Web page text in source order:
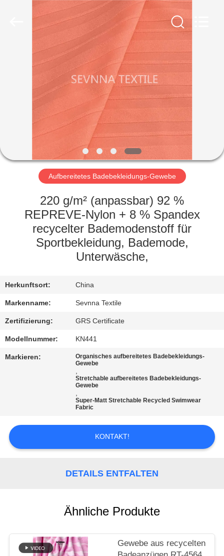
HAUS
PRODUKTE
SHOW
ÜBER
FABRIK-
AUSFLUG
QUALITÄTSKONTROLLE
TRETEN
SIE
MIT
UNS
IN
VERBINDUNG
NACHRICHTEN
FÄLLE
Aufbereitetes Badebekleidungs-Gewebe
220 g/m² (anpassbar) 92 %
REPREVE-Nylon + 8 % Spandex
recycelter Bademodenstoff für
Sportbekleidung, Bademode,
Unterwäsche,
Herkunftsort: China
Markenname: Sevnna Textile
Zertifizierung: GRS Certificate
Modellnummer: KN441
Markieren:
Organisches aufbereitetes Badebekleidungs-
Gewebe
,
Stretchable aufbereitetes Badebekleidungs-
Gewebe
,
Super-Matt Stretchable Recycled Swimwear
Fabric
KONTAKT!
DETAILS ENTFALTEN
Ähnliche Produkte
Gewebe aus recycelten